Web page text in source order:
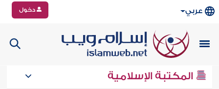
عربي دخول
المكتبة الإسلامية